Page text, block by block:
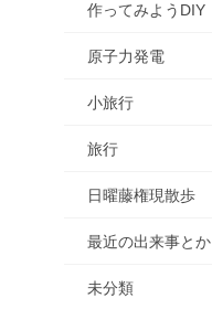
作ってみようDIY
原子力発電
小旅行
旅行
日曜藤権現散歩
最近の出来事とか
未分類